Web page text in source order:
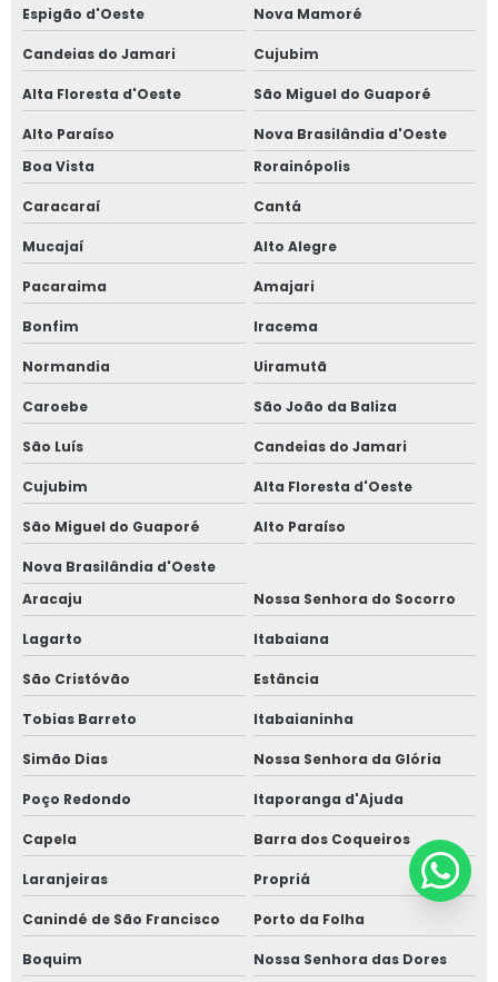
Espigão d'Oeste Nova Mamoré
Candeias do Jamari Cujubim
Alta Floresta d'Oeste São Miguel do Guaporé
Alto Paraíso
Nova Brasilândia d'Oeste
Boa Vista
Rorainópolis
Caracaraí Cantá
Mucajaí Alto Alegre
Pacaraima Amajari
Bonfim Iracema
Normandia Uiramutã
Caroebe São João da Baliza
São Luís Candeias do Jamari
Cujubim Alta Floresta d'Oeste
São Miguel do Guaporé Alto Paraíso
Nova Brasilândia d'Oeste
Aracaju
Nossa Senhora do Socorro
Lagarto Itabaiana
São Cristóvão Estância
Tobias Barreto Itabaianinha
Simão Dias Nossa Senhora da Glória
Poço Redondo Itaporanga d'Ajuda
Capela Barra dos Coqueiros
Laranjeiras Propriá
Canindé de São Francisco Porto da Folha
Boquim
Nossa Senhora das Dores